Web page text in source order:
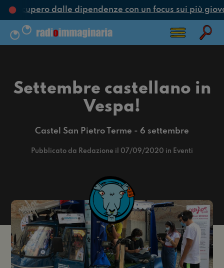
recupero dalle dipendenze con un focus sui più
Settembre castellano in
Vespa!
Castel San Pietro Terme - 6 settembre
Pubblicato da Redazione il 07/09/2020 in Eventi